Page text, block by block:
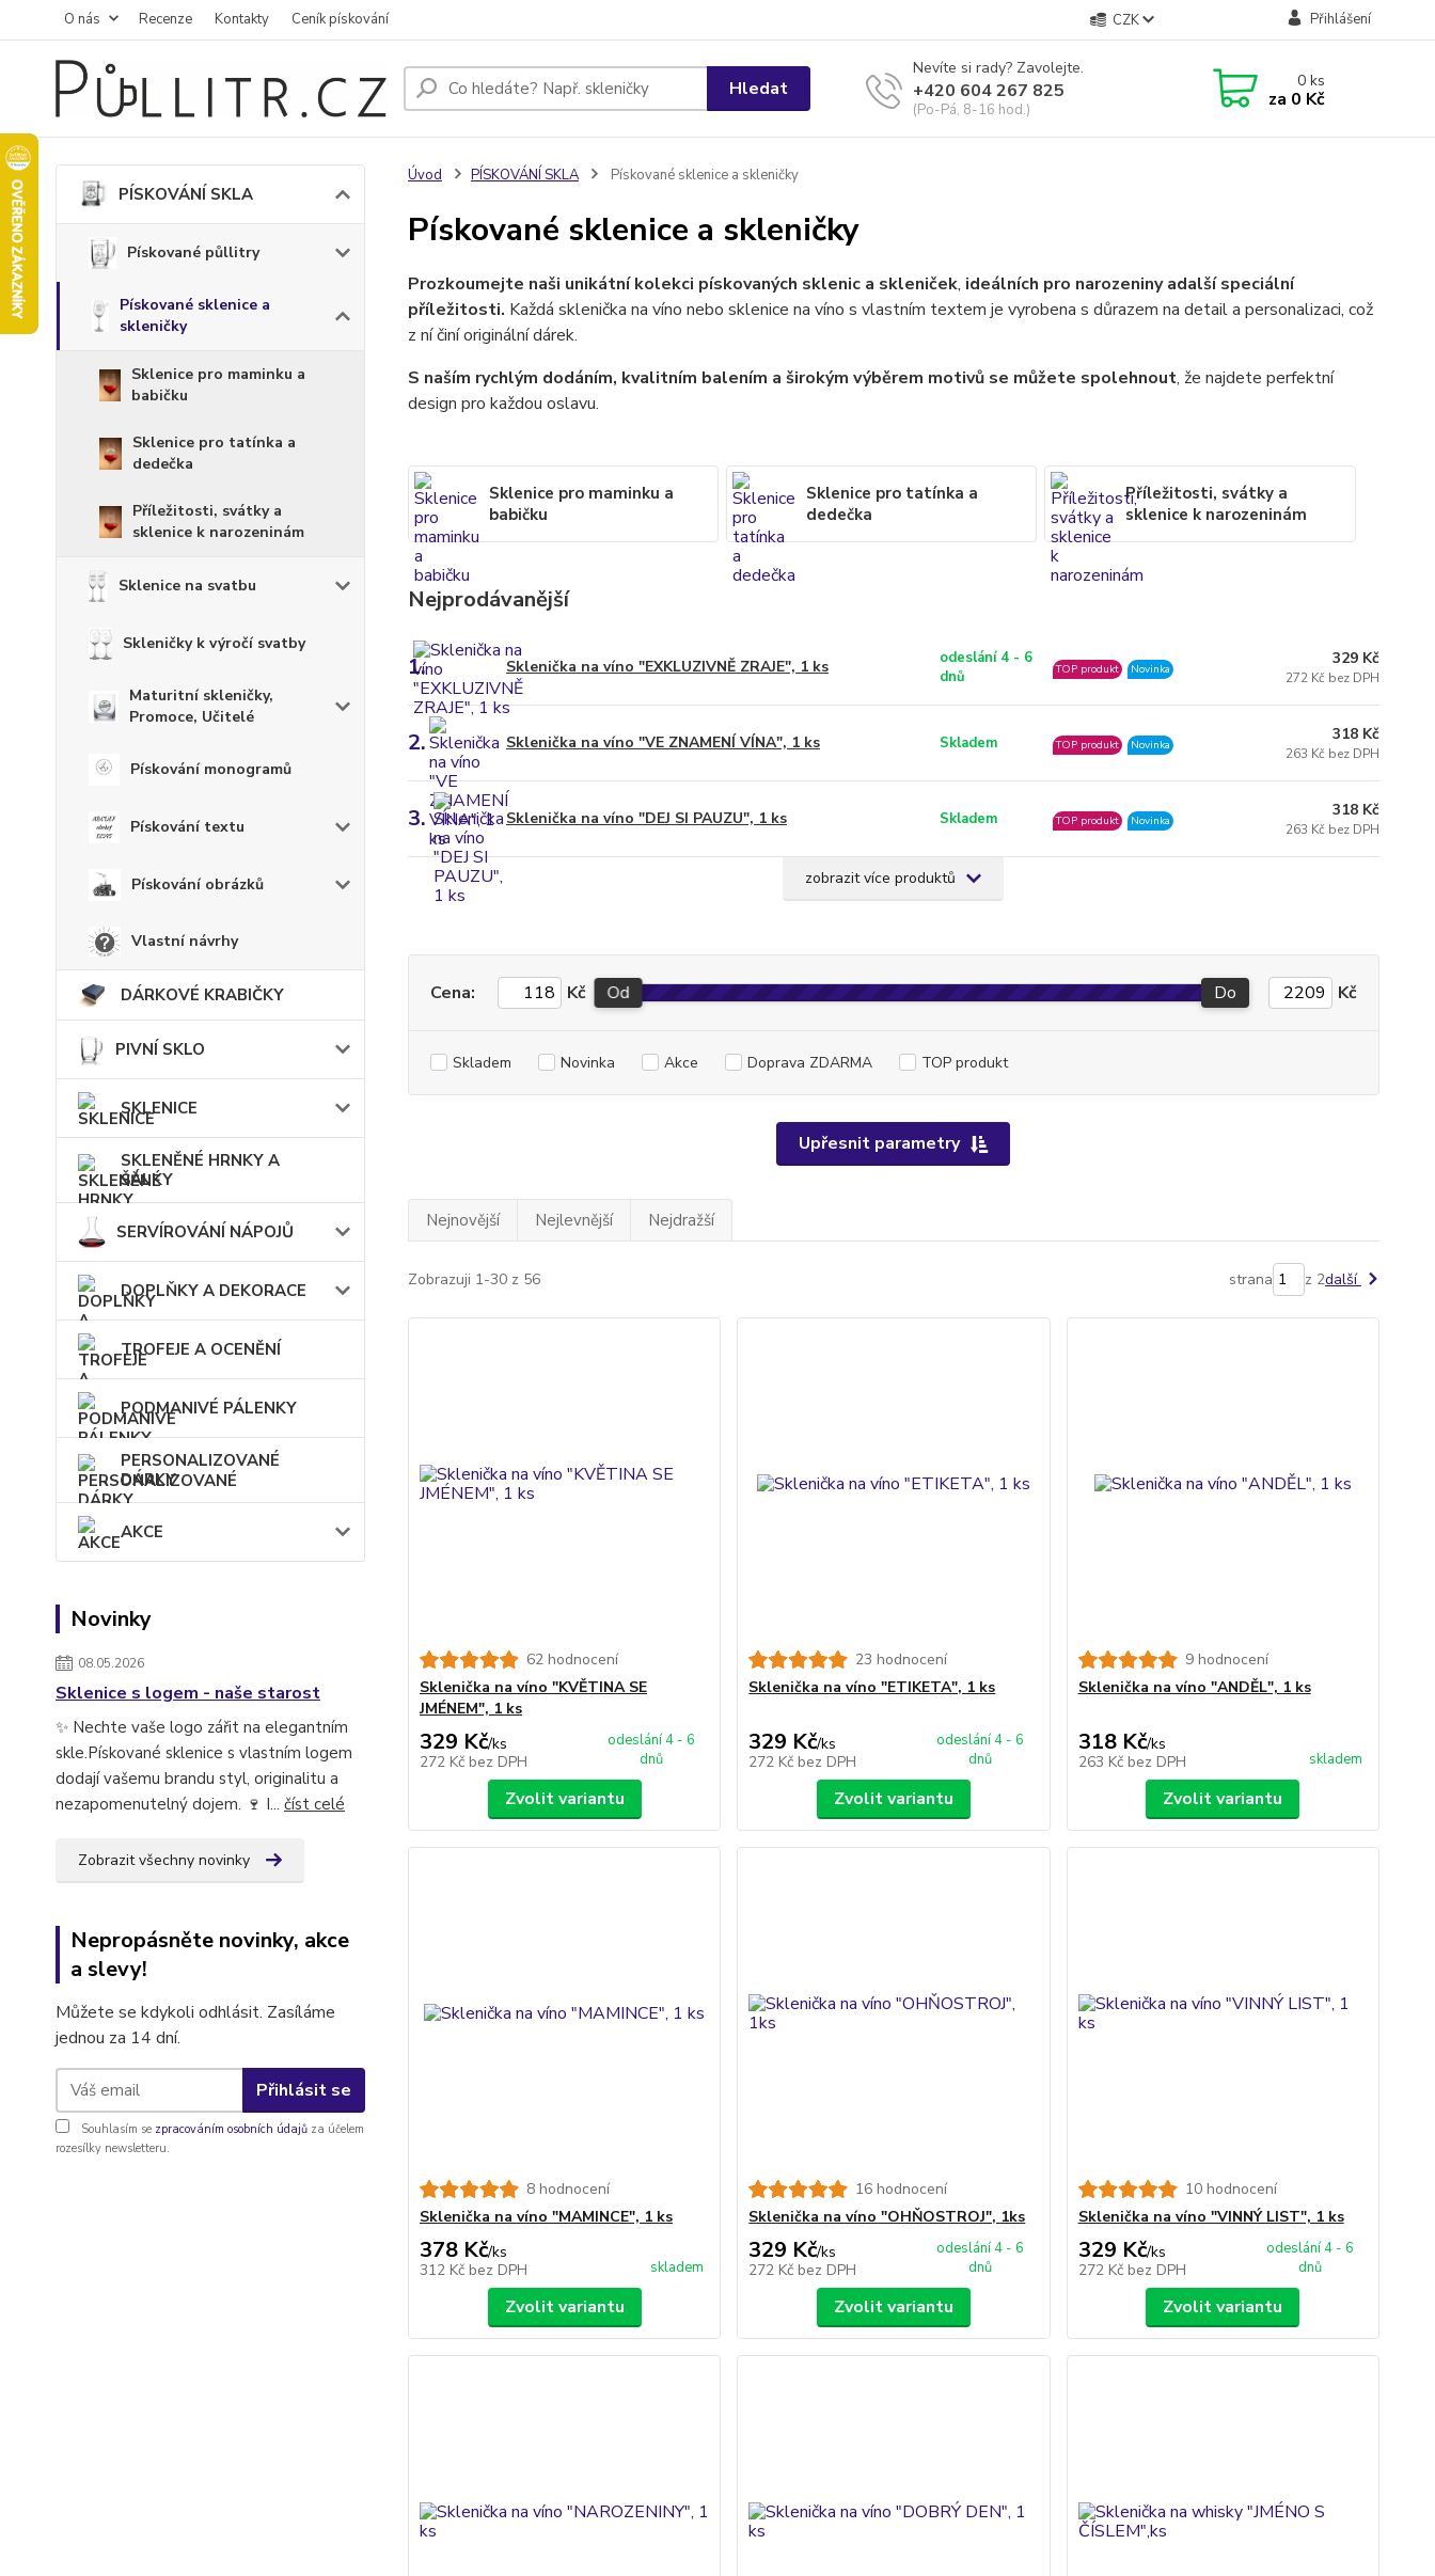
O nás Recenze Kontakty Ceník pískování CZK Přihlášení
Hledat
Nevíte si rady? Zavolejte.
+420 604 267 825
(Po-Pá, 8-16 hod.)
0ks
za 0 Kč
PÍSKOVÁNÍ SKLA
Pískované půllitry
Pískované sklenice a
skleničky
Sklenice pro maminku a
babičku
Sklenice pro tatínka a
dedečka
Příležitosti, svátky a
sklenice k narozeninám
Sklenice na svatbu
Skleničky k výročí svatby
Maturitní skleničky,
Promoce, Učitelé
Pískování monogramů
Pískování textu
Pískování obrázků
Vlastní návrhy
DÁRKOVÉ KRABIČKY
PIVNÍ SKLO
SKLENICE
SKLENĚNÉ HRNKY A
ŠÁLKY
SERVÍROVÁNÍ NÁPOJŮ
DOPLŇKY A DEKORACE
TROFEJE A OCENĚNÍ
PODMANIVÉ PÁLENKY
PERSONALIZOVANÉ
DÁRKY
AKCE
Novinky
08.05.2026
Sklenice s logem - naše starost
✨ Nechte vaše logo zářit na elegantním
skle.Pískované sklenice s vlastním logem
dodají vašemu brandu styl, originalitu a
nezapomenutelný dojem. 🍷 I... číst celé
Zobrazit všechny novinky
Nepropásněte novinky, akce
a slevy!
Můžete se kdykoli odhlásit. Zasíláme
jednou za 14 dní.
Přihlásit se
Souhlasím se zpracováním osobních údajů za účelem
rozesílky newsletteru.
Úvod PÍSKOVÁNÍ SKLA Pískované sklenice a skleničky
Pískované sklenice a skleničky
Prozkoumejte naši unikátní kolekci pískovaných sklenic a skleniček, ideálních pro narozeniny adalší speciální
příležitosti. Každá sklenička na víno nebo sklenice na víno s vlastním textem je vyrobena s důrazem na detail a personalizaci, což
z ní činí originální dárek.
S naším rychlým dodáním, kvalitním balením a širokým výběrem motivů se můžete spolehnout, že najdete perfektní
design pro každou oslavu.
Sklenice pro maminku a
babičku
Sklenice pro tatínka a
dedečka
Příležitosti, svátky a
sklenice k narozeninám
Nejprodávanější
1. Sklenička na víno "EXKLUZIVNĚ ZRAJE", 1 ks
odeslání 4 - 6
dnů
TOP produkt Novinka
329 Kč
272 Kč bez DPH
2. Sklenička na víno "VE ZNAMENÍ VÍNA", 1 ks Skladem TOP produkt Novinka
318 Kč
263 Kč bez DPH
3. Sklenička na víno "DEJ SI PAUZU", 1 ks Skladem TOP produkt Novinka
318 Kč
263 Kč bez DPH
zobrazit více produktů
Upřesnit parametry
Cena: Kč Od Do Kč
Skladem Novinka Akce Doprava ZDARMA TOP produkt
Nejnovější Nejlevnější Nejdražší
Zobrazuji 1-30 z 56 strana z 2další
62 hodnocení
Sklenička na víno "KVĚTINA SE
JMÉNEM", 1 ks
329 Kč/ks
272 Kč bez DPH
odeslání 4 - 6
dnů
Zvolit variantu
23 hodnocení
Sklenička na víno "ETIKETA", 1 ks
329 Kč/ks
272 Kč bez DPH
odeslání 4 - 6
dnů
Zvolit variantu
9 hodnocení
Sklenička na víno "ANDĚL", 1 ks
318 Kč/ks
263 Kč bez DPH skladem
Zvolit variantu
8 hodnocení
Sklenička na víno "MAMINCE", 1 ks
378 Kč/ks
312 Kč bez DPH skladem
Zvolit variantu
16 hodnocení
Sklenička na víno "OHŇOSTROJ", 1ks
329 Kč/ks
272 Kč bez DPH
odeslání 4 - 6
dnů
Zvolit variantu
10 hodnocení
Sklenička na víno "VINNÝ LIST", 1 ks
329 Kč/ks
272 Kč bez DPH
odeslání 4 - 6
dnů
Zvolit variantu